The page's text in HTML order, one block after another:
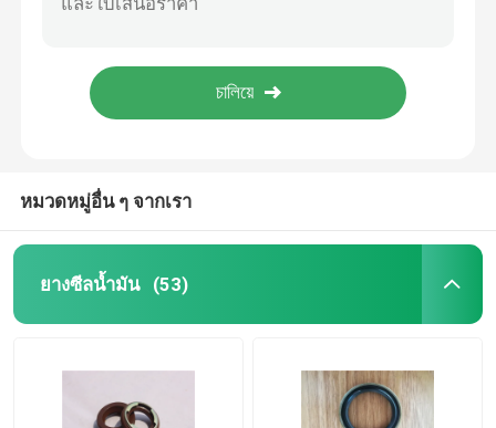
ซีลน้ำมัน
เครื่องซักผ้า PTFE แบบแบน
หมวดหมู่อื่น ๆ จากเรา
ยางซีลน้ำมัน (53)